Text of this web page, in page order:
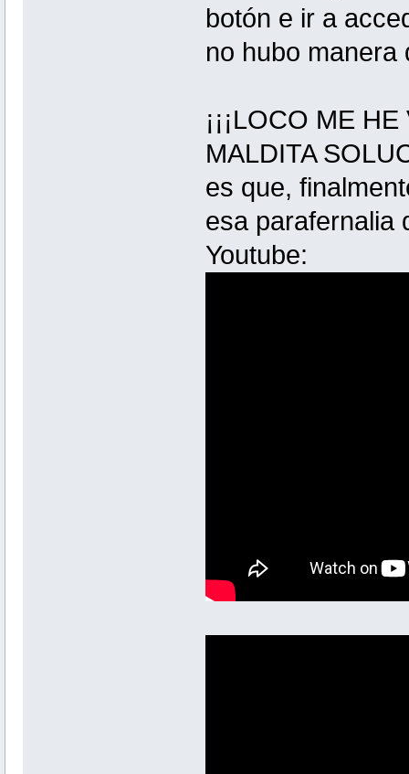
botón e ir a
no hubo manera
¡¡¡LOCO ME
MALDITA
es que,
esa parafernalia
Youtube: